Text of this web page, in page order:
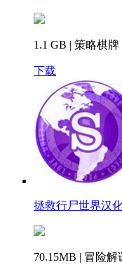
1.1 GB | 策略棋牌
下载
拯救行尸世界汉
70.15MB | 冒险解